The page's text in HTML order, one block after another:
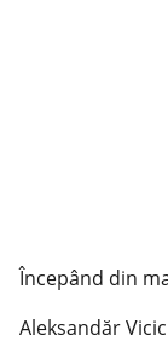
Începând din
Aleksandăr